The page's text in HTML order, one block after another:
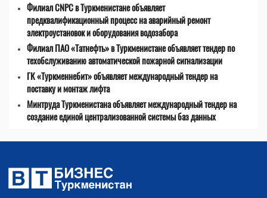
Филиал CNPC в Туркменистане объявляет
предквалификационный процесс на аварийный ремонт
электроустановок и оборудования водозабора
Филиал ПАО «Татнефть» в Туркменистане объявляет тендер по
техобслуживанию автоматической пожарной сигнализации
ГК «Туркменнебит» объявляет международный тендер на
поставку и монтаж лифта
Минтруда Туркменистана объявляет международный тендер на
создание единой централизованной системы баз данных